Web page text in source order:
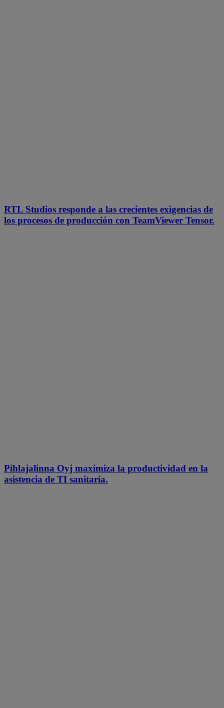
RTL Studios responde a las crecientes exigencias de
los procesos de producción con TeamViewer Tensor.
Pihlajalinna Oyj maximiza la productividad en la
asistencia de TI sanitaria.